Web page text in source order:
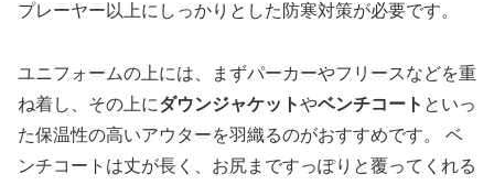
プレーヤー以上にしっかりとした防寒対策が必要です。
ユニフォームの上には、まずパーカーやフリースなどを重
ね着し、その上にダウンジャケットやベンチコート といっ
た保温性の高いアウターを羽織るのがおすすめです。 ベ
ンチコートは丈が長く、お尻まですっぽりと覆ってくれる